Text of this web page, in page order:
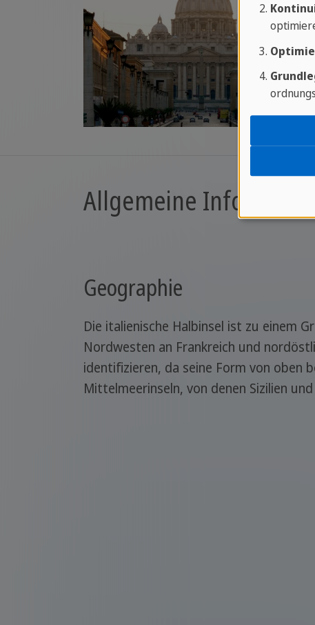
Allgemeine
Geographie
Die italienische Halbinsel ist zu einem
Nordwesten an Frankreich und
identifizieren, da seine Form von oben
Mittelmeerinseln, von denen Sizilien